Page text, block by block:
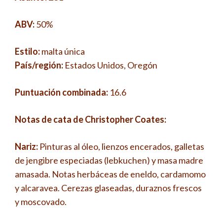
ABV:50%
Estilo:malta única
País/región: Estados Unidos, Oregón
Puntuación combinada: 16.6
Notas de cata de Christopher Coates:
Nariz: Pinturas al óleo, lienzos encerados, galletas
de jengibre especiadas (lebkuchen) y masa madre
amasada. Notas herbáceas de eneldo, cardamomo
y alcaravea. Cerezas glaseadas, duraznos frescos
y moscovado.